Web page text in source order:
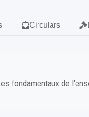
Circulars
fondamentaux de